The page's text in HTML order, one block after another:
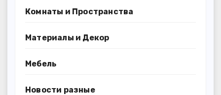
Комнаты и Пространства
Материалы и Декор
Мебель
Новости разные